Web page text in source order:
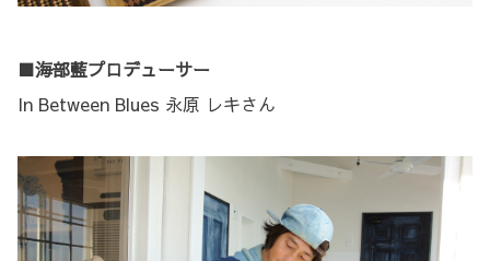
■海部藍プロデューサー
In Between Blues 永原 レキさん